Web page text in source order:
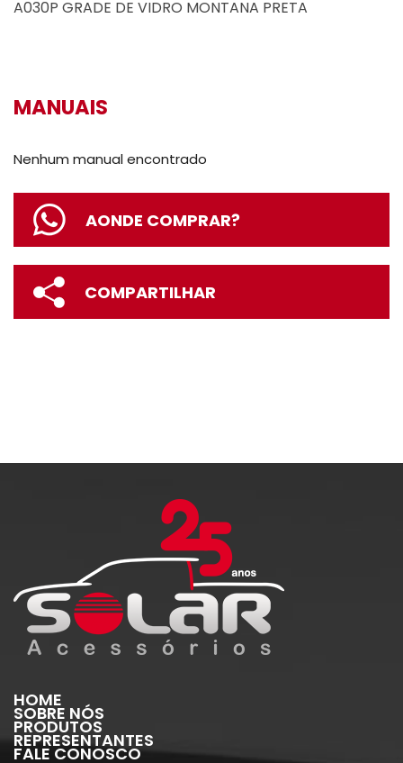
A030P GRADE DE VIDRO MONTANA PRETA
MANUAIS
Nenhum manual encontrado
AONDE COMPRAR?
COMPARTILHAR
HOME
SOBRE NÓS
PRODUTOS
REPRESENTANTES
FALE CONOSCO